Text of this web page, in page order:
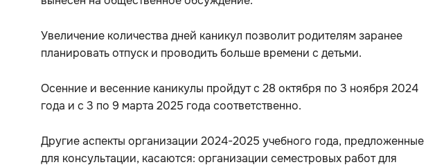
Увеличение количества дней каникул позволит родителям заранее
планировать отпуск и проводить больше времени с детьми.
Осенние и весенние каникулы пройдут с 28 октября по 3 ноября 2024
года и с 3 по 9 марта 2025 года соответственно.
Другие аспекты организации 2024-2025 учебного года, предложенные
для консультации, касаются: организации семестровых работ для